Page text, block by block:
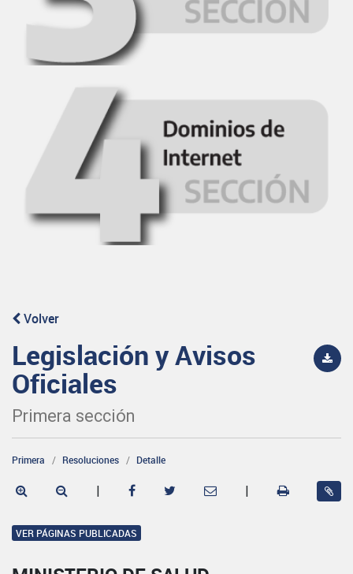
Volver
Legislación y Avisos
Oficiales
Primera sección
Primera Resoluciones Detalle
| |
VER PÁGINAS PUBLICADAS